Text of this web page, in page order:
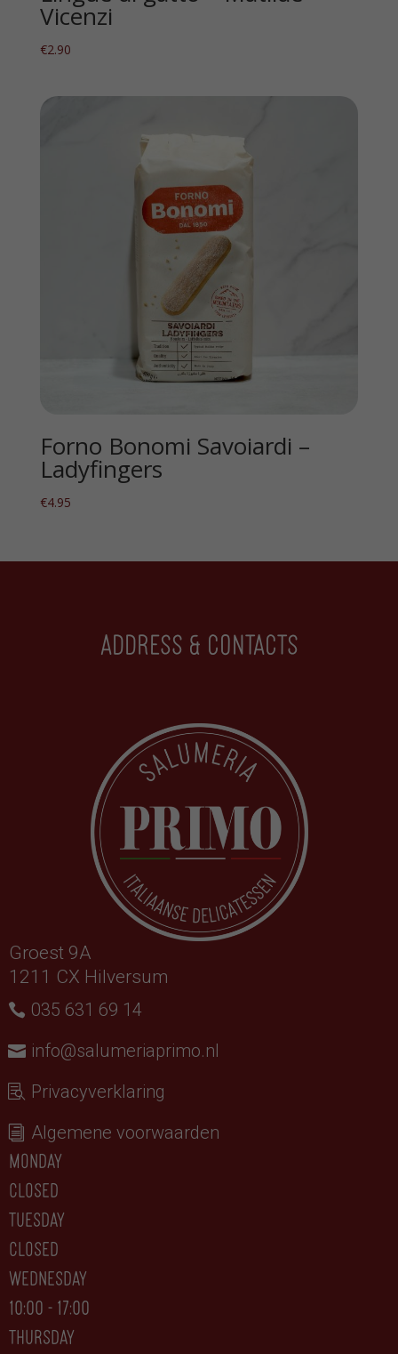
Vicenzi
€2.90
Forno Bonomi Savoiardi –
Ladyfingers
€4.95
Address & contacts
Groest 9A
1211 CX Hilversum
035 631 69 14
info@salumeriaprimo.nl
Privacyverklaring
Algemene voorwaarden
monday
closed
tuesday
CLOSED
wednesday
10:00 - 17:00
thursday